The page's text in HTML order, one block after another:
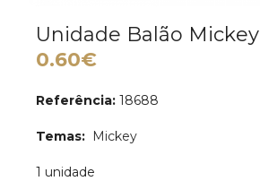
Unidade Balão Mickey
0.60€
Referência: 18688
Temas: Mickey
1 unidade